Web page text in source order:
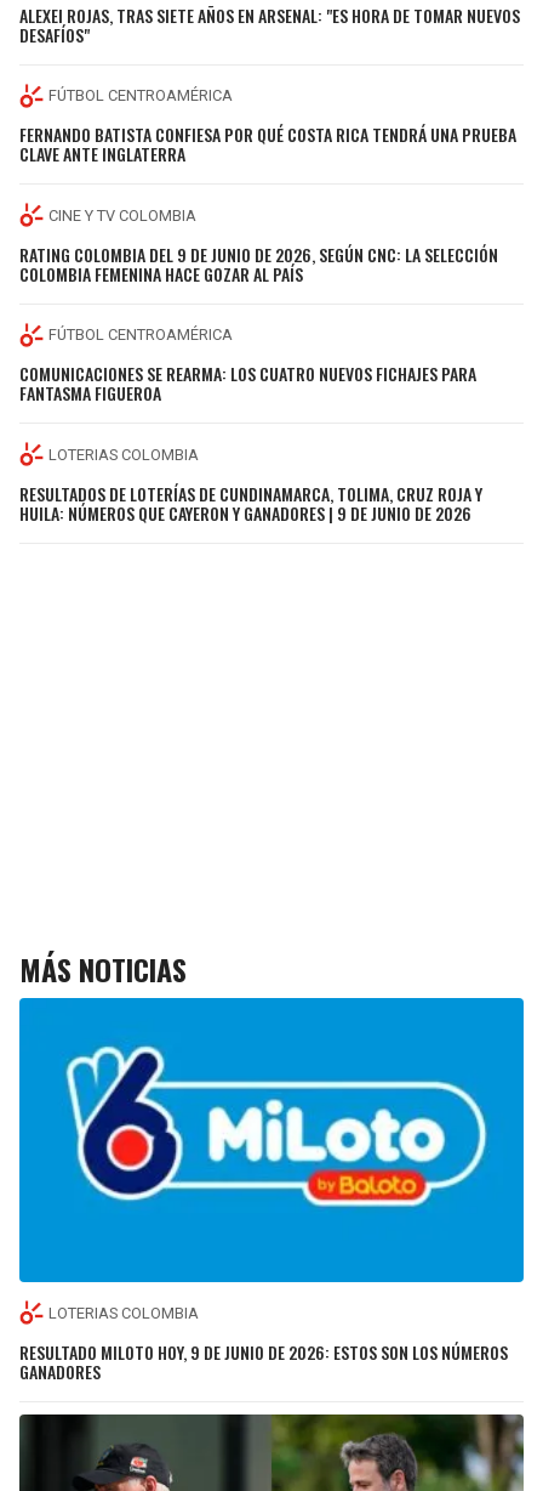
ALEXEI ROJAS, TRAS SIETE AÑOS EN ARSENAL: "ES HORA DE TOMAR NUEVOS
DESAFÍOS"
FÚTBOL CENTROAMÉRICA
FERNANDO BATISTA CONFIESA POR QUÉ COSTA RICA TENDRÁ UNA PRUEBA
CLAVE ANTE INGLATERRA
CINE Y TV COLOMBIA
RATING COLOMBIA DEL 9 DE JUNIO DE 2026, SEGÚN CNC: LA SELECCIÓN
COLOMBIA FEMENINA HACE GOZAR AL PAÍS
FÚTBOL CENTROAMÉRICA
COMUNICACIONES SE REARMA: LOS CUATRO NUEVOS FICHAJES PARA
FANTASMA FIGUEROA
LOTERIAS COLOMBIA
RESULTADOS DE LOTERÍAS DE CUNDINAMARCA, TOLIMA, CRUZ ROJA Y
HUILA: NÚMEROS QUE CAYERON Y GANADORES | 9 DE JUNIO DE 2026
MÁS NOTICIAS
LOTERIAS COLOMBIA
RESULTADO MILOTO HOY, 9 DE JUNIO DE 2026: ESTOS SON LOS NÚMEROS
GANADORES